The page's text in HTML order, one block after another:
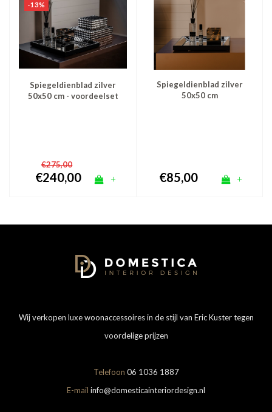
-13%
Spiegeldienblad zilver
50x50 cm - voordeelset
€275,00
€240,00 +
Spiegeldienblad zilver
50x50 cm
€85,00 +
Wij verkopen luxe woonaccessoires in de stijl van Eric Kuster tegen
voordelige prijzen
Telefoon 06 1036 1887
E-mail info@domesticainteriordesign.nl